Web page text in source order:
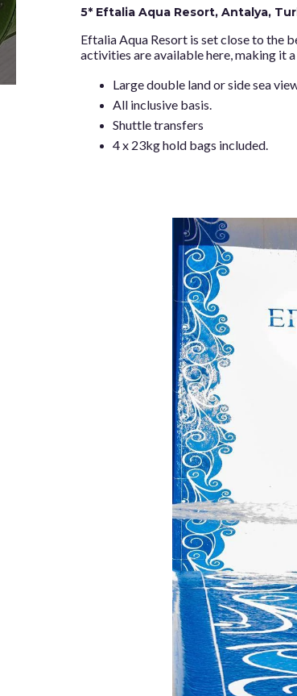
5* Eftalia Aqua Resort, Antalya,
Eftalia Aqua Resort is set close to the
activities are available here, making it
Large double land or side sea
All inclusive basis.
Shuttle transfers
4 x 23kg hold bags included.